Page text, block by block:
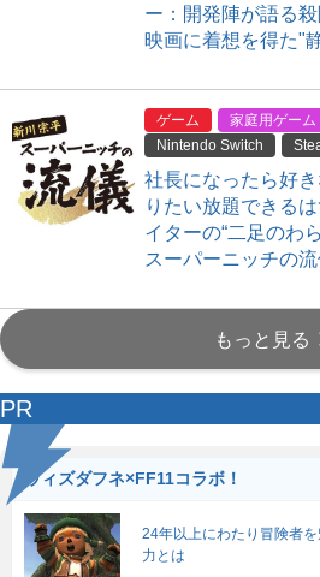
ー：開発陣が語る
映画に着想を得た"
ゲーム 家庭用ゲーム
Nintendo Switch
社長になったら好
りたい放題できる
イターの“二足のわ
スーパーニッチの流
もっと見る
PR
ウィズダフネ×FF11コラボ！
24年以上にわたり冒険者
力とは